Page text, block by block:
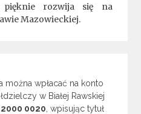
rozwija się na
Mazowieckiej.
można wpłacać na konto
w Białej Rawskiej
0020 , wpisując tytuł